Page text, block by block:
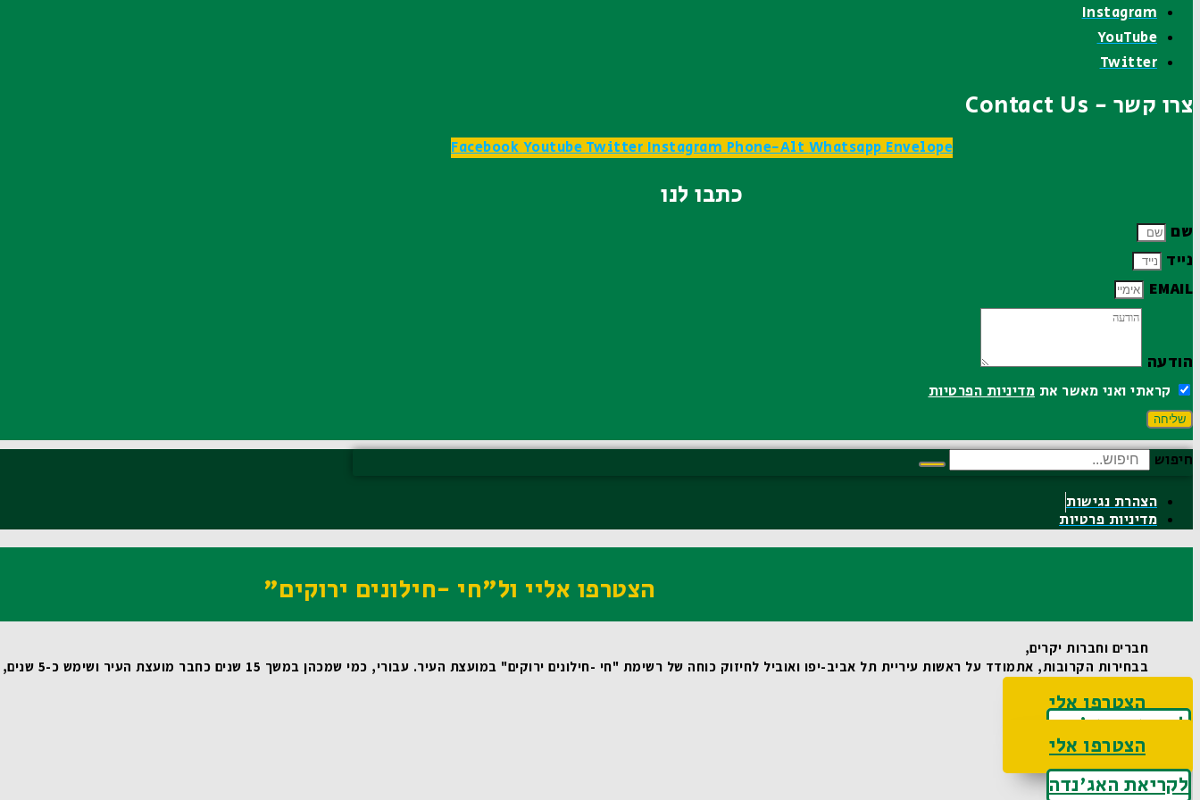
Instagram
YouTube
Twitter
צרו קשר - Contact Us
FacebookYoutubeTwitterInstagramPhone-AltWhatsappEnvelope
כתבו לנו
שם
נייד
EMAIL
הודעה
קראתי ואני מאשר את מדיניות הפרטיות
שליחה
חיפוש
הצהרת נגישות
מדיניות פרטיות
הצטרפו אליי ול"חי -חילונים ירוקים"
חברים וחברות יקרים,
בבחירות הקרובות, אתמודד על ראשות עיריית תל אביב-יפו ואוביל לחיזוק כוחה של רשימת "חי -חילונים ירוקים" במועצת העיר. עבורי, כמי שמכהן במשך 15 שנים כחבר מועצת העיר ושימש כ-5 שנים, כסגן ראש העיר, מדובר במהלך טבעי ומתבקש. עבורי זאת משימת חיים!
הצטרפו אלי
לקריאת האג'נדה
הצטרפו אלי
לקריאת האג'נדה